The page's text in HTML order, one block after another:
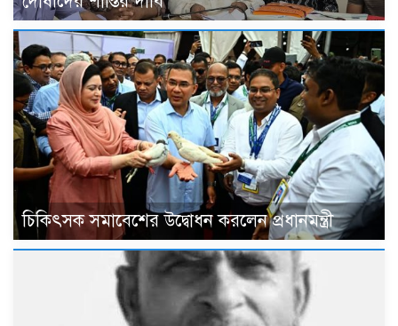
চিকিৎসক সমাবেশের উদ্বোধন করলেন প্রধানমন্ত্রী